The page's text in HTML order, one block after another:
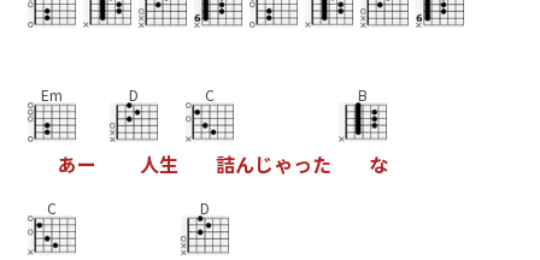
Em
あー
D
人生
C
詰んじゃった
B
な
C D